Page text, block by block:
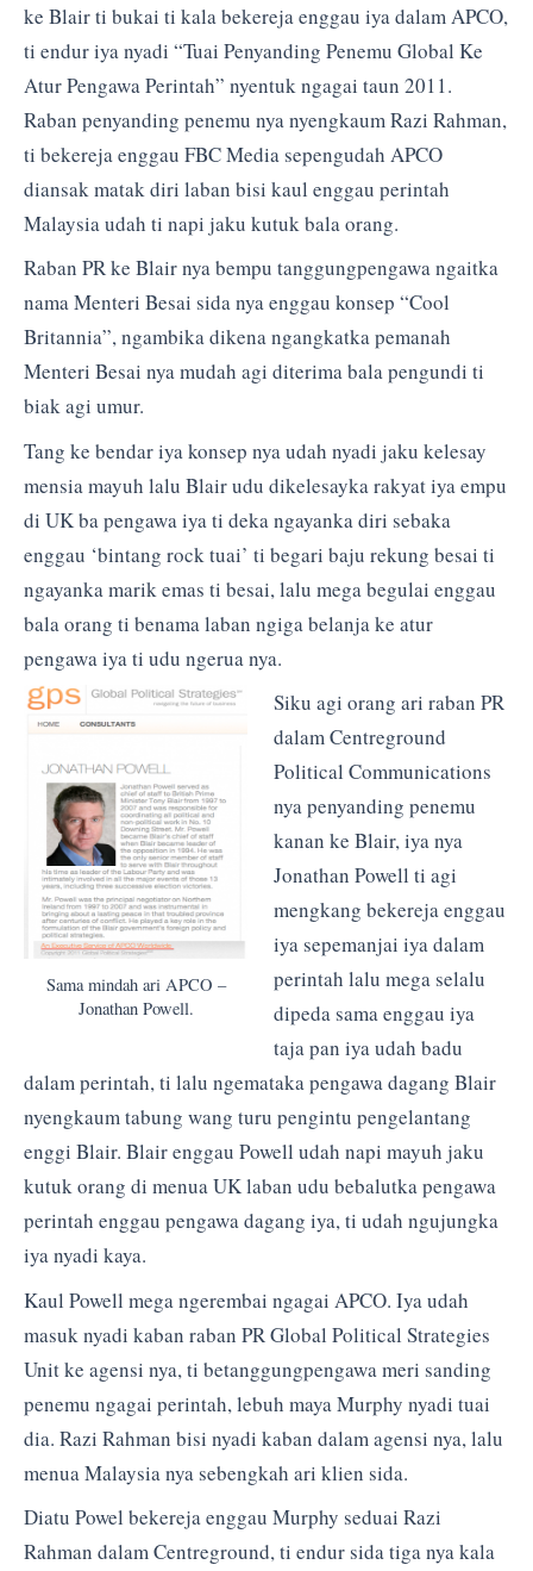
ke Blair ti bukai ti kala bekereja enggau iya dalam APCO,
ti endur iya nyadi “Tuai Penyanding Penemu Global Ke
Atur Pengawa Perintah” nyentuk ngagai taun 2011.
Raban penyanding penemu nya nyengkaum Razi Rahman,
ti bekereja enggau FBC Media sepengudah APCO
diansak matak diri laban bisi kaul enggau perintah
Malaysia udah ti napi jaku kutuk bala orang.
Raban PR ke Blair nya bempu tanggungpengawa ngaitka
nama Menteri Besai sida nya enggau konsep “Cool
Britannia”, ngambika dikena ngangkatka pemanah
Menteri Besai nya mudah agi diterima bala pengundi ti
biak agi umur.
Tang ke bendar iya konsep nya udah nyadi jaku kelesay
mensia mayuh lalu Blair udu dikelesayka rakyat iya empu
di UK ba pengawa iya ti deka ngayanka diri sebaka
enggau ‘bintang rock tuai’ ti begari baju rekung besai ti
ngayanka marik emas ti besai, lalu mega begulai enggau
bala orang ti benama laban ngiga belanja ke atur
pengawa iya ti udu ngerua nya.
Sama mindah ari APCO –
Jonathan Powell.
Siku agi orang ari raban PR
dalam Centreground
Political Communications
nya penyanding penemu
kanan ke Blair, iya nya
Jonathan Powell ti agi
mengkang bekereja enggau
iya sepemanjai iya dalam
perintah lalu mega selalu
dipeda sama enggau iya
taja pan iya udah badu
dalam perintah, ti lalu ngemataka pengawa dagang Blair
nyengkaum tabung wang turu pengintu pengelantang
enggi Blair. Blair enggau Powell udah napi mayuh jaku
kutuk orang di menua UK laban udu bebalutka pengawa
perintah enggau pengawa dagang iya, ti udah ngujungka
iya nyadi kaya.
Kaul Powell mega ngerembai ngagai APCO. Iya udah
masuk nyadi kaban raban PR Global Political Strategies
Unit ke agensi nya, ti betanggungpengawa meri sanding
penemu ngagai perintah, lebuh maya Murphy nyadi tuai
dia. Razi Rahman bisi nyadi kaban dalam agensi nya, lalu
menua Malaysia nya sebengkah ari klien sida.
Diatu Powel bekereja enggau Murphy seduai Razi
Rahman dalam Centreground, ti endur sida tiga nya kala